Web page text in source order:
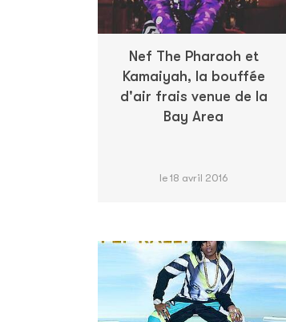
Nef The Pharaoh et
Kamaiyah, la bouffée
d'air frais venue de la
Bay Area
le 18 avril 2016